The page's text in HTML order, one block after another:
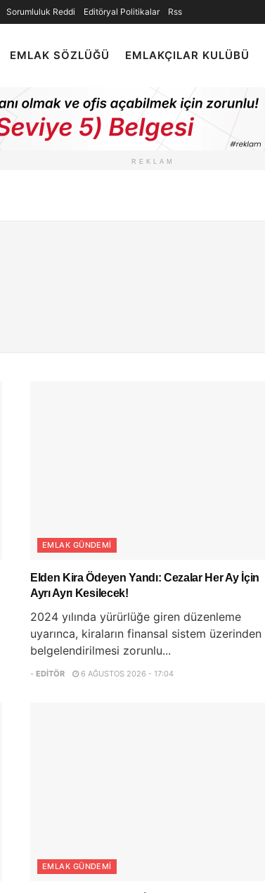
Sorumluluk Reddi Editöryal Politikalar Rss
EMLAK SÖZLÜĞÜ EMLAKÇILAR KULÜBÜ
REKLAM
EMLAK GÜNDEMI
Elden Kira Ödeyen Yandı: Cezalar Her Ay İçin
Ayrı Ayrı Kesilecek!
2024 yılında yürürlüğe giren düzenleme
uyarınca, kiraların finansal sistem üzerinden
belgelendirilmesi zorunlu...
- EDITÖR 6 AĞUSTOS 2026 - 17:04
EMLAK GÜNDEMI